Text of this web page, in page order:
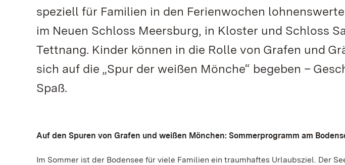
speziell für Familien in den Ferienwochen
im Neuen Schloss Meersburg, in Kloster und Schloss
Tettnang. Kinder können in die Rolle von Grafen und
sich auf die „Spur der weißen Mönche“ begeben –
Spaß.
Auf den Spuren von Grafen und weißen Mönchen: Sommerprogramm am
Im Sommer ist der Bodensee für viele Familien ein traumhaftes Urlaubsziel. Der